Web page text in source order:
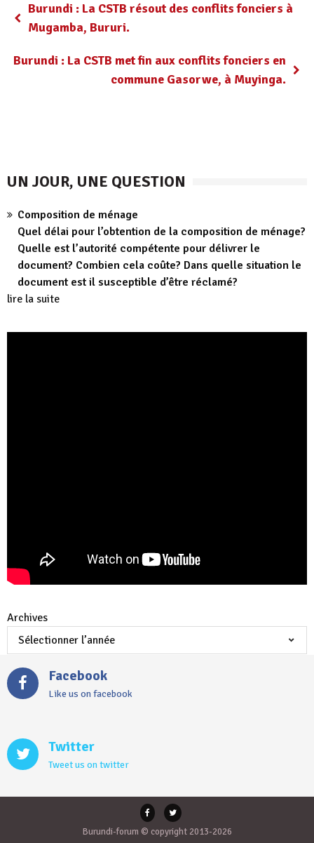
Burundi : La CSTB résout des conflits fonciers à
Mugamba, Bururi.
Burundi : La CSTB met fin aux conflits fonciers en
commune Gasorwe, à Muyinga.
UN JOUR, UNE QUESTION
Composition de ménage
Quel délai pour l’obtention de la composition de ménage?
Quelle est l’autorité compétente pour délivrer le
document? Combien cela coûte? Dans quelle situation le
document est il susceptible d’être réclamé?
lire la suite
Archives
Facebook
Like us on facebook
Twitter
Tweet us on twitter
Burundi-forum © copyright 2013-2026